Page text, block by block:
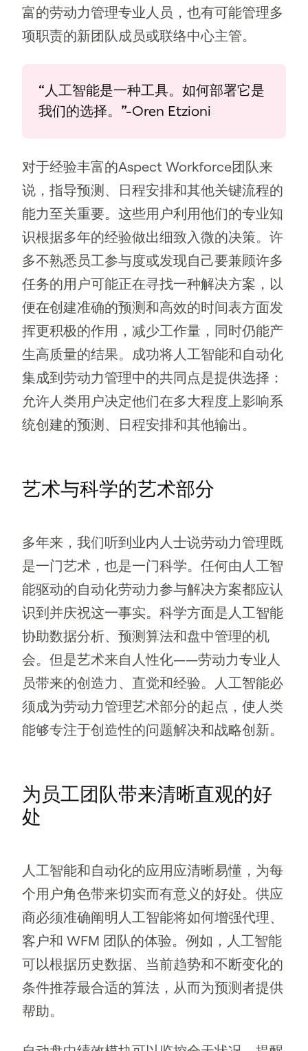
富的劳动力管理专业人员，也有可能管理多
项职责的新团队成员或联络中心主管。
“人工智能是一种工具。如何部署它是
我们的选择。”-Oren Etzioni
对于经验丰富的Aspect Workforce团队来
说，指导预测、日程安排和其他关键流程的
能力至关重要。这些用户利用他们的专业知
识根据多年的经验做出细致入微的决策。许
多不熟悉员工参与度或发现自己要兼顾许多
任务的用户可能正在寻找一种解决方案，以
便在创建准确的预测和高效的时间表方面发
挥更积极的作用，减少工作量，同时仍能产
生高质量的结果。成功将人工智能和自动化
集成到劳动力管理中的共同点是提供选择：
允许人类用户决定他们在多大程度上影响系
统创建的预测、日程安排和其他输出。
艺术与科学的艺术部分
多年来，我们听到业内人士说劳动力管理既
是一门艺术，也是一门科学。任何由人工智
能驱动的自动化劳动力参与解决方案都应认
识到并庆祝这一事实。科学方面是人工智能
协助数据分析、预测算法和盘中管理的机
会。但是艺术来自人性化——劳动力专业人
员带来的创造力、直觉和经验。人工智能必
须成为劳动力管理艺术部分的起点，使人类
能够专注于创造性的问题解决和战略创新。
为员工团队带来清晰直观的好
处
人工智能和自动化的应用应清晰易懂，为每
个用户角色带来切实而有意义的好处。供应
商必须准确阐明人工智能将如何增强代理、
客户和 WFM 团队的体验。例如，人工智能
可以根据历史数据、当前趋势和不断变化的
条件推荐最合适的算法，从而为预测者提供
帮助。